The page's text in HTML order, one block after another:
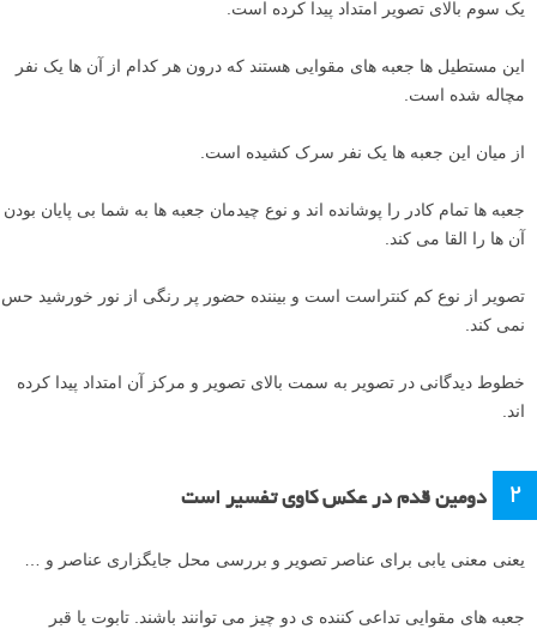
یک سوم بالای تصویر امتداد پیدا کرده است.
این مستطیل ها جعبه های مقوایی هستند که درون هر کدام از آن ها یک نفر
مچاله شده است.
از میان این جعبه ها یک نفر سرک کشیده است.
جعبه ها تمام کادر را پوشانده اند و نوع چیدمان جعبه ها به شما بی پایان بودن
آن ها را القا می کند.
تصویر از نوع کم کنتراست است و بیننده حضور پر رنگی از نور خورشید حس
نمی کند.
خطوط دیدگانی در تصویر به سمت بالای تصویر و مرکز آن امتداد پیدا کرده
اند.
۲ دومین قدم در عکس کاوی تفسیر است
یعنی معنی یابی برای عناصر تصویر و بررسی محل جایگزاری عناصر و …
جعبه های مقوایی تداعی کننده ی دو چیز می توانند باشند. تابوت یا قبر